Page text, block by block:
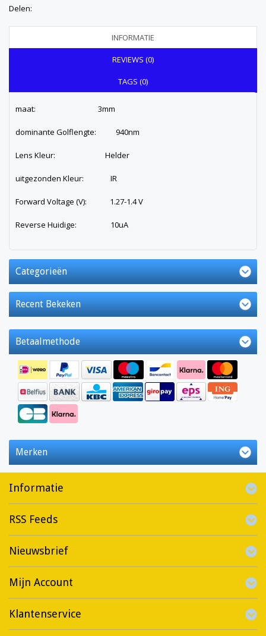
Delen:
INFORMATIE
REVIEWS (0)
TAGS (0)
maat: 3mm
dominante Golflengte: 940nm
Lens Kleur: Helder
uitgezonden Kleur: IR
Forward Voltage (V): 1.27-1.4 V
Reverse Huidige: 10uA
Categorieën
Recent Bekeken
Betaalmethode
Merken
Informatie
RSS Feeds
Nieuwsbrief
Mijn Account
Klantenservice